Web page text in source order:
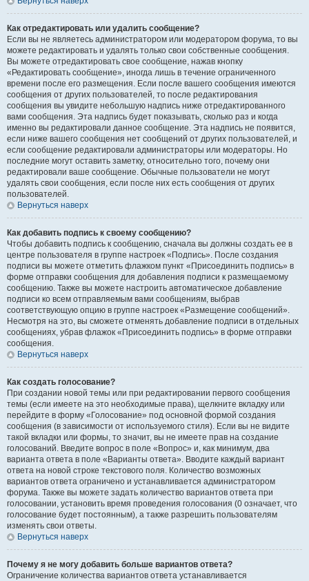
Как отредактировать или удалить сообщение?
Если вы не являетесь администратором или модератором форума, то вы
можете редактировать и удалять только свои собственные сообщения.
Вы можете отредактировать свое сообщение, нажав кнопку
«Редактировать сообщение», иногда лишь в течение ограниченного
времени после его размещения. Если после вашего сообщения имеются
сообщения от других пользователей, то после редактирования
сообщения вы увидите небольшую надпись ниже отредактированного
вами сообщения. Эта надпись будет показывать, сколько раз и когда
именно вы редактировали данное сообщение. Эта надпись не появится,
если ниже вашего сообщения нет сообщений от других пользователей, и
если сообщение редактировали администраторы или модераторы. Но
последние могут оставить заметку, относительно того, почему они
редактировали ваше сообщение. Обычные пользователи не могут
удалять свои сообщения, если после них есть сообщения от других
пользователей.
Вернуться наверх
Как добавить подпись к своему сообщению?
Чтобы добавить подпись к сообщению, сначала вы должны создать ее в
центре пользователя в группе настроек «Подпись». После создания
подписи вы можете отметить флажком пункт «Присоединить подпись» в
форме отправки сообщения для добавления подписи к размещаемому
сообщению. Также вы можете настроить автоматическое добавление
подписи ко всем отправляемым вами сообщениям, выбрав
соответствующую опцию в группе настроек «Размещение сообщений».
Несмотря на это, вы сможете отменять добавление подписи в отдельных
сообщениях, убрав флажок «Присоединить подпись» в форме отправки
сообщения.
Вернуться наверх
Как создать голосование?
При создании новой темы или при редактировании первого сообщения
темы (если имеете на это необходимые права), щелкните вкладку или
перейдите в форму «Голосование» под основной формой создания
сообщения (в зависимости от используемого стиля). Если вы не видите
такой вкладки или формы, то значит, вы не имеете прав на создание
голосований. Введите вопрос в поле «Вопрос» и, как минимум, два
варианта ответа в поле «Варианты ответа». Вводите каждый вариант
ответа на новой строке текстового поля. Количество возможных
вариантов ответа ограничено и устанавливается администратором
форума. Также вы можете задать количество вариантов ответа при
голосовании, установить время проведения голосования (0 означает, что
голосование будет постоянным), а также разрешить пользователям
изменять свои ответы.
Вернуться наверх
Почему я не могу добавить больше вариантов ответа?
Ограничение количества вариантов ответа устанавливается